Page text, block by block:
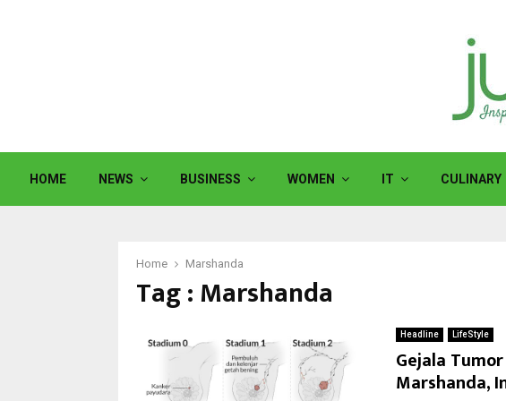
HOME NEWS BUSINESS WOMEN IT CULINARY
Home Marshanda
Tag : Marshanda
Headline LifeStyle
Gejala
Marshanda,